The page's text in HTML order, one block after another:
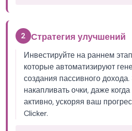
2 Стратегия улучшений
Инвестируйте на раннем
которые автоматизируют
создания пассивного
накапливать очки, даже
активно, ускоряя ваш
Clicker.